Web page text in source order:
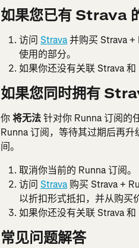
如果您已有 Strava
访问 Strava 并购买 Strava
使用的部分。
如果你还没有关联 Strava 和
如果您同时拥有
你 将无法 针对你 Runna 订阅的
Runna 订阅，等待其过期后再
间。
取消你当前的 Runna 订阅。
访问 Strava 购买 Strava +
以折扣形式抵扣，并从购买
如果你还没有关联 Strava 和
常见问题解答